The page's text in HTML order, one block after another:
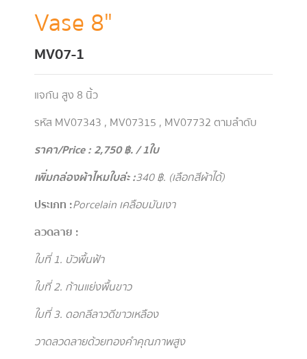
Vase 8"
MV07-1
แจกัน สูง 8 นิ้ว
รหัส MV07343 , MV07315 , MV07732 ตามลำดับ
ราคา/Price : 2,750 ฿. / 1ใบ
เพิ่มกล่องผ้าไหมใบล่ะ :340฿. (เลือกสีผ้าได้)
ประเภท :Porcelain เคลือบมันเงา
ลวดลาย :
ใบที่ 1. บัวพื้นฟ้า
ใบที่ 2. ก้านแย่งพื้นขาว
ใบที่ 3. ดอกลีลาวดีขาวเหลือง
วาดลวดลายด้วยทองคำคุณภาพสูง